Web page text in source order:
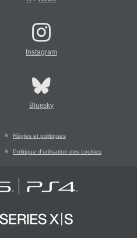
Instagram
Bluesky
Règles et politiques
Politique d'utilisation des cookies